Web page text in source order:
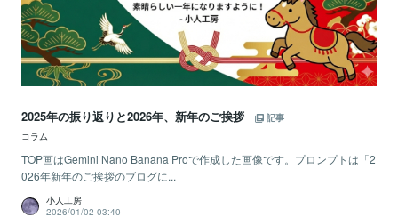
2025年の振り返りと2026年、新年のご挨拶
記事
コラム
TOP画はGemini Nano Banana Proで作成した画像です。プロンプトは「2
026年新年のご挨拶のブログに...
小人工房
2026/01/02 03:40